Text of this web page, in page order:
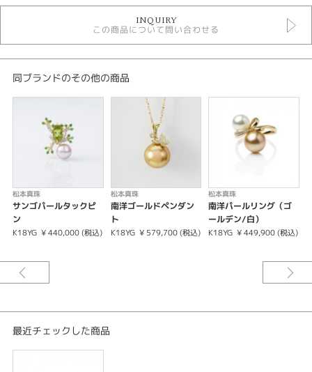
2022年11月 宇和島真珠展 サンゴパール
サンゴパール
カラット
紹介文
※この商品は2022年11月11日～13日の期間限定商品になります。
INQUIRY
この商品について問い合わせる
同ブランドのその他の商品
松本真珠
サンゴパールタックピ
ン
K18YG ¥ 440,000 (税込)
松本真珠
南洋ゴールドペンダン
ト
K18YG ¥ 579,700 (税込)
松本真珠
南洋パールリング（ゴ
ールデン/白）
K18YG ¥ 449,900 (税込)
最近チェックした商品